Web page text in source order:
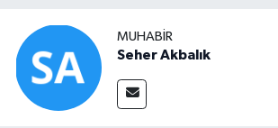
MUHABIR
Seher Akbalık